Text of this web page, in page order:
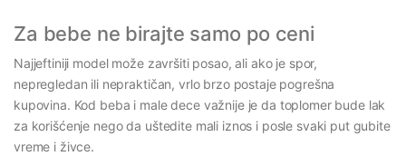
Za bebe ne birajte samo po ceni
Najjeftiniji model može završiti posao, ali ako je spor,
nepregledan ili nepraktičan, vrlo brzo postaje pogrešna
kupovina. Kod beba i male dece važnije je da toplomer bude lak
za korišćenje nego da uštedite mali iznos i posle svaki put gubite
vreme i živce.